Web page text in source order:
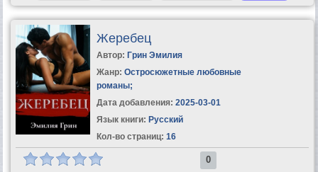
Жеребец
Автор: Грин Эмилия
Жанр: Остросюжетные любовные
романы;
Дата добавления: 2025-03-01
Язык книги: Русский
Кол-во страниц: 16
0